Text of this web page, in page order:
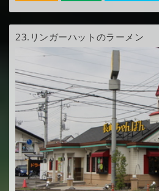
23. リンガーハットのラーメン